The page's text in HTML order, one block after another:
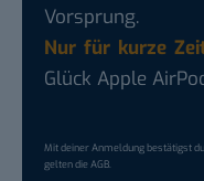
Vorsprung.
Nur für kurze
Glück Apple
Mit deiner Anmeldung bestätigst
gelten dieAGB.